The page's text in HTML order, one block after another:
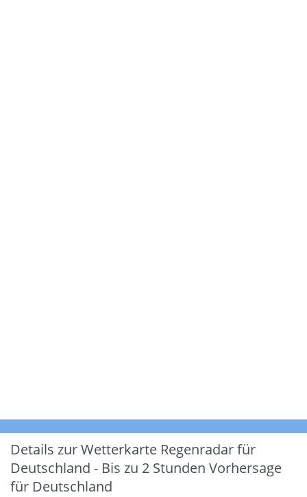
Details zur Wetterkarte Regenradar für
Deutschland - Bis zu 2 Stunden Vorhersage
für Deutschland